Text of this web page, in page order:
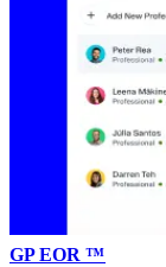
GP EOR ™​​